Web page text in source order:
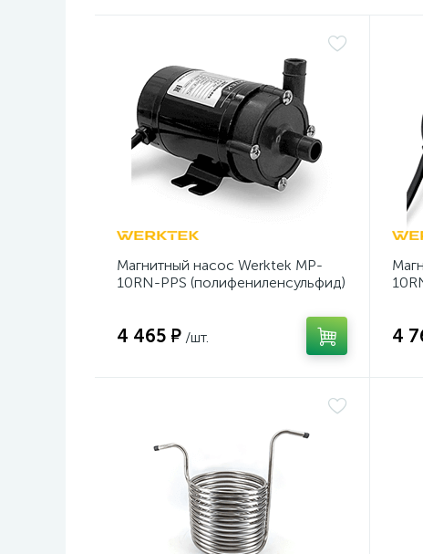
Магнитный насос Werktek MP-
10RN-PPS (полифениленсульфид)
4 465 ₽ /шт. 4